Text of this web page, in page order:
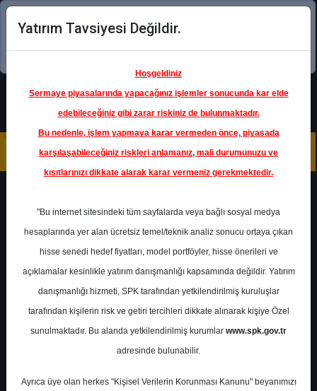
Şimdi uygulamayı indirin!
ALBRK - ALBARAKA TÜRK
KATILIM BANKASI A.Ş.
Hedef Fiyat 10.50 ₺
Getiri
%0.00
0 0
Yatırım Tavsiyesi Değildir.
Hoşgeldiniz
Sermaye piyasalarında yapacağınız işlemler sonucunda kar elde
edebileceğiniz gibi zarar riskiniz de bulunmaktadır.
Bu nedenle, işlem yapmaya karar vermeden önce, piyasada
karşılaşabileceğiniz riskleri anlamanız, mali durumunuzu ve
kısıtlarınızı dikkate alarak karar vermeniz gerekmektedir.
"Bu internet sitesindeki tüm sayfalarda veya bağlı sosyal medya
hesaplarında yer alan ücretsiz temel/teknik analiz sonucu ortaya çıkan
hisse senedi hedef fiyatları, model portföyler, hisse önerileri ve
açıklamalar kesinlikle yatırım danışmanlığı kapsamında değildir. Yatırım
danışmanlığı hizmeti, SPK tarafından yetkilendirilmiş kuruluşlar
tarafından kişilerin risk ve getiri tercihleri dikkate alınarak kişiye Özel
sunulmaktadır. Bu alanda yetkilendirilmiş kurumlar www.spk.gov.tr
adresinde bulunabilir.
Ayrıca üye olan herkes "Kişisel Verilerin Korunması Kanunu" beyanımızı